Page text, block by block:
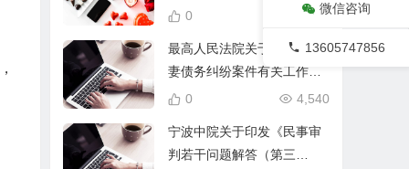
系电话（2020年最新）
8,795
0
最高人民法院关于办理涉夫
妻债务纠纷案件有关工作的
通知
4,540
0
宁波中院关于印发《民事审
判若干问题解答（第三
微信咨询
13605747856